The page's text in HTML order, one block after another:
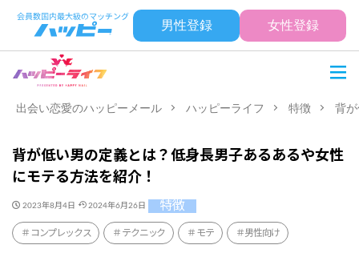
男性登録 女性登録
出会い恋愛のハッピーメール ハッピーライフ 特徴 背
背が低い男の定義とは？低身長男子あるあるや女性
にモテる方法を紹介！
2023年8月4日 2024年6月26日 特徴
コンプレックス テクニック モテ 男性向け